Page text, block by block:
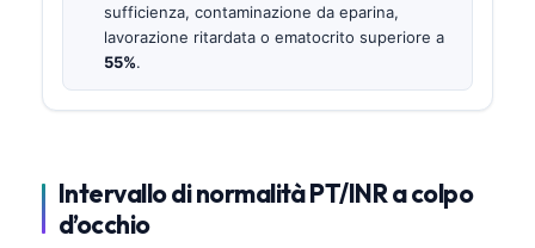
sufficienza, contaminazione da eparina,
lavorazione ritardata o ematocrito superiore a
55%.
Intervallo di normalità PT/INR a colpo
d’occhio